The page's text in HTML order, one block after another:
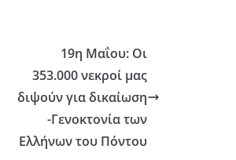
19η Μαΐου: Οι
353.000 νεκροί μας
διψούν για δικαίωση
-Γενοκτονία των
Ελλήνων του Πόντου